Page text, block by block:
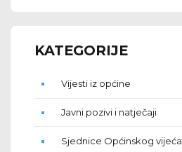
KATEGORIJE
Vijesti iz općine
Javni pozivi i natječaji
Sjednice Općinskog vijeća